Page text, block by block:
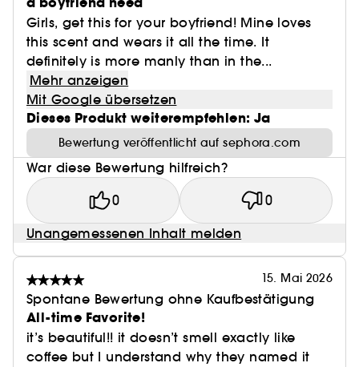
Girls, get this for your boyfriend! Mine loves
this scent and wears it all the time. It
definitely is more manly than in the...
Mehr anzeigen
Mit Google übersetzen
Dieses Produkt weiterempfehlen: Ja
Bewertung veröffentlicht auf sephora.com
War diese Bewertung hilfreich?
0 0
Unangemessenen Inhalt melden
15. Mai 2026
Spontane Bewertung ohne Kaufbestätigung
All-time Favorite!
it’s beautiful!! it doesn’t smell exactly like
coffee but I understand why they named it